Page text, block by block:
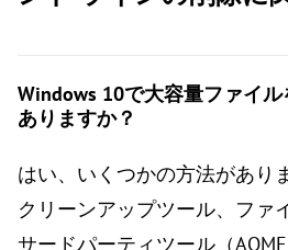
Windows 10で大容量ファイ
ありますか？
はい、いくつかの方法があり
クリーンアップツール、ファ
サードパーティツール（